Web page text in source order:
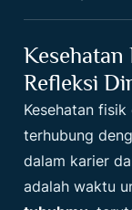
Refleksi
Kesehatan
terhubung
dalam karier
adalah waktu